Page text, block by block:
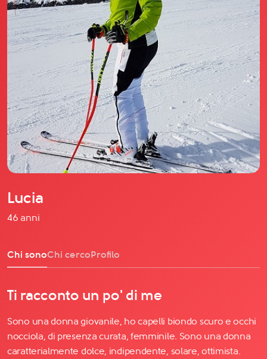
Agenzia matrimoniale Club di Più
Love Notebook
Il libro Donna di Cuori
Quanto costa Club di Più
Love Academy
Domande Frequenti
Impegno Sociale
Le nostre sedi
Facebook
YouTube
Instagram
TikTok
Lucia
46 anni
Chi sonoChi cercoProfilo
Ti racconto un po' di me
Sono una donna giovanile, ho capelli biondo scuro e occhi
nocciola, di presenza curata, femminile. Sono una donna
caratterialmente dolce, indipendente, solare, ottimista.